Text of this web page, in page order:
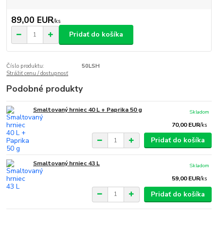
89,00 EUR/ks
Pridať do košíka
Číslo produktu:
50LSH
Strážiť cenu / dostupnosť
Podobné produkty
Smaltovaný hrniec 40 L + Paprika 50 g
70,00 EUR/ks
Skladom
Pridať do košíka
Smaltovaný hrniec 43 L
59,00 EUR/ks
Skladom
Pridať do košíka